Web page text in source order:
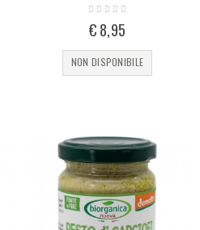
€ 8,95
NON DISPONIBILE